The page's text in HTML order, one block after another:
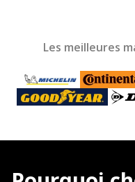
Les meilleures